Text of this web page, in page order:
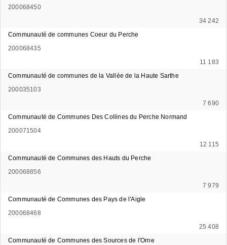
200068450
34 242
Communauté de communes Coeur du Perche
200068435
11 183
Communauté de communes de la Vallée de la Haute Sarthe
200035103
7 690
Communauté de Communes Des Collines du Perche Normand
200071504
12 115
Communauté de Communes des Hauts du Perche
200068856
7 979
Communauté de Communes des Pays de l'Aigle
200068468
25 408
Communauté de Communes des Sources de l'Orne